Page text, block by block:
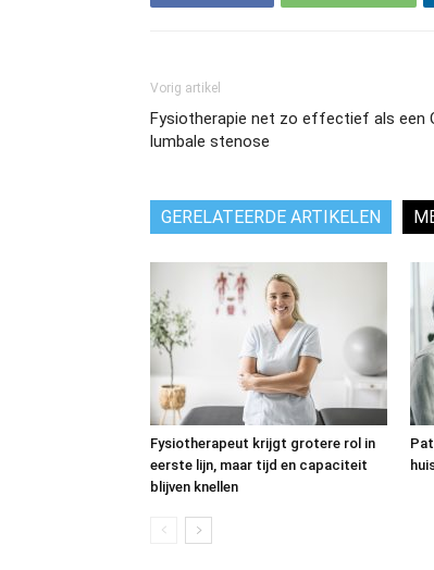
Vorig artikel
Fysiotherapie net zo effectief als een
lumbale stenose
GERELATEERDE ARTIKELEN
Fysiotherapeut krijgt grotere rol in
eerste lijn, maar tijd en capaciteit
blijven knellen